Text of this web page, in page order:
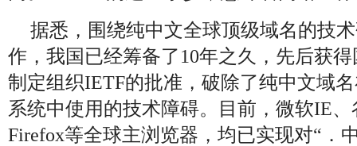
据悉，围绕纯中文全球顶级域名的技
作，我国已经筹备了10年之久，先后获
制定组织IETF的批准，破除了纯中文域
系统中使用的技术障碍。目前，微软IE、
Firefox等全球主浏览器，均已实现对“．